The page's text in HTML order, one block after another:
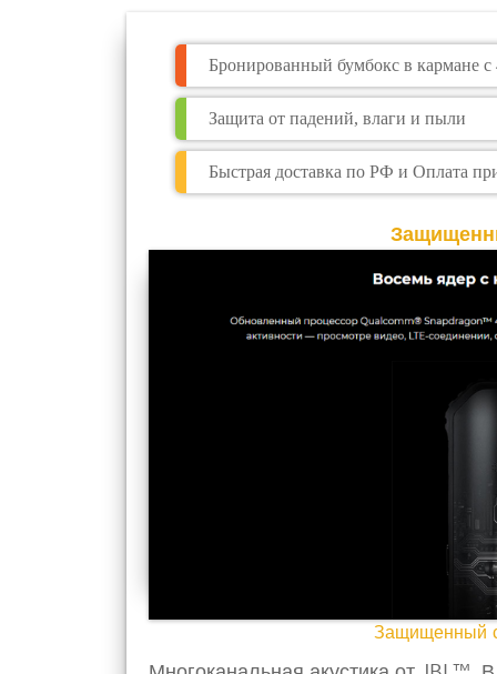
Бронированный бумбокс в кармане
Защита от падений, влаги и пыли
Быстрая доставка по РФ и Оплата
Защищенный